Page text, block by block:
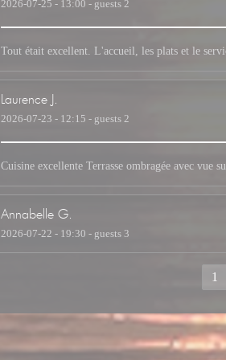
2026-07-25 - 13:00 - guests 2
Tout était excellent. L'accueil, les plats et le
Laurence
2026-07-23 - 12:15 - guests 2
Cuisine excellente Terrasse ombragée avec vue
Annabelle G
2026-07-22 - 19:30 - guests 3
1